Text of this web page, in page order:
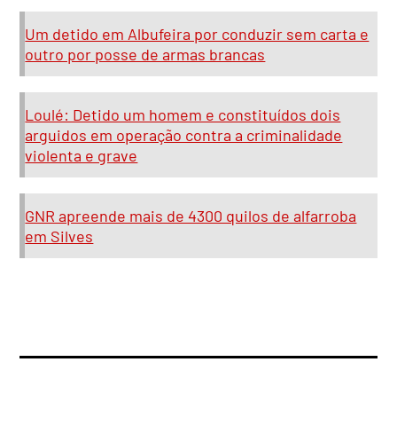
Um detido em Albufeira por conduzir sem carta e
outro por posse de armas brancas
Loulé: Detido um homem e constituídos dois
arguidos em operação contra a criminalidade
violenta e grave
GNR apreende mais de 4300 quilos de alfarroba
em Silves